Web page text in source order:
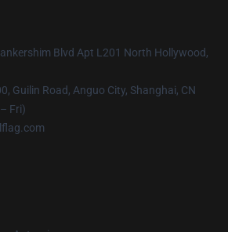
Blvd Apt L201 North Hollywood,
Guilin Road, Anguo City, Shanghai, CN
Fri)